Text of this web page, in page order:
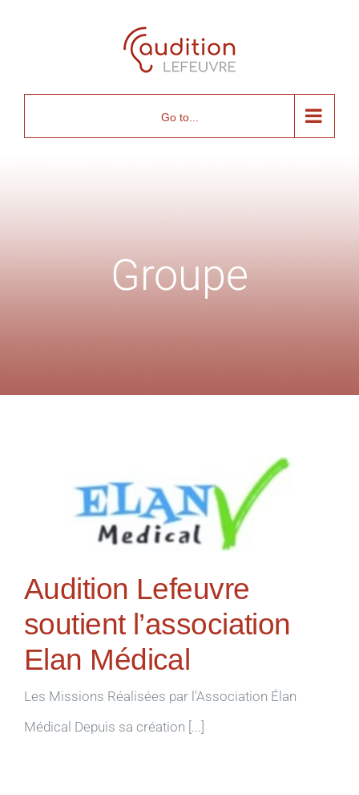
Go to...
Groupe
Audition Lefeuvre
soutient l’association
Elan Médical
Les Missions Réalisées par l'Association Élan
Médical Depuis sa création [...]